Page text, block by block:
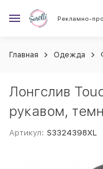
Рекламно-
Главная Одежда
Лонгслив
рукавом,
Артикул: S3324398XL